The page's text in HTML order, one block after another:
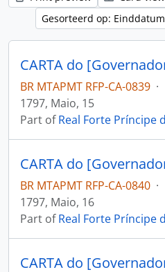
Gesorteerd op: Einddatum
BR MTAPMT RFP-CA-0839 ·
1797, Maio, 15
Part ofReal Forte Príncipe
BR MTAPMT RFP-CA-0840 ·
1797, Maio, 16
Part ofReal Forte Príncipe